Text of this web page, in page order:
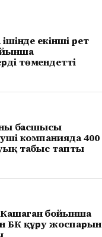
екінші рет
төмендетті
басшысы
компанияда 400
табыс тапты
бойынша
БК құру жоспарын